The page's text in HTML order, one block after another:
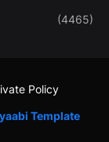
(4465)
Template
Policy